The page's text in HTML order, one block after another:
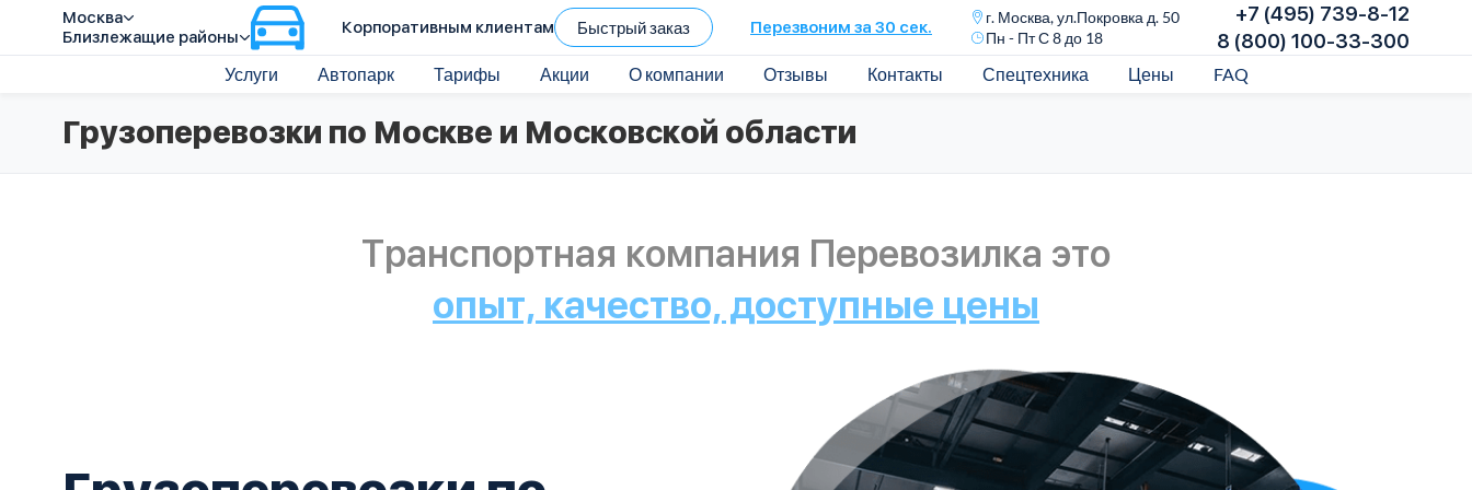
Москва
Близлежащие районы
Корпоративным клиентам Быстрый заказ Перезвоним за 30 сек.
г. Москва, ул.Покровка д. 50
Пн - Пт С 8 до 18
+7 (495) 739-8-12
8 (800) 100-33-300
Услуги Автопарк Тарифы Акции О компании Отзывы Контакты Спецтехника Цены FAQ
Грузоперевозки по Москве и Московской области
Транспортная компания Перевозилка это
опыт, качество, доступные цены